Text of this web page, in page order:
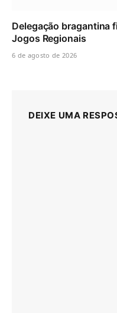
Delegação bragantina
Jogos Regionais
6 de agosto de 2026
DEIXE UMA